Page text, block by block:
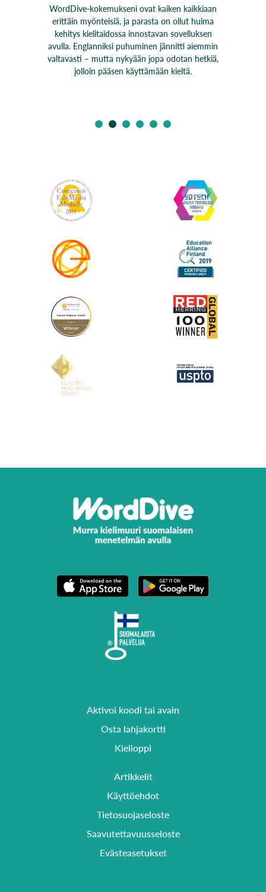
WordDive-kokemukseni ovat kaiken kaikkiaan
erittäin myönteisiä, ja parasta on ollut huima
kehitys kielitaidossa innostavan sovelluksen
avulla. Englanniksi puhuminen jännitti aiemmin
valtavasti – mutta nykyään jopa odotan hetkiä,
jolloin pääsen käyttämään kieltä.
Aktivoi koodi tai avain
Osta lahjakortti
Kielioppi
Artikkelit
Käyttöehdot
Tietosuojaseloste
Saavutettavuusseloste
Evästeasetukset